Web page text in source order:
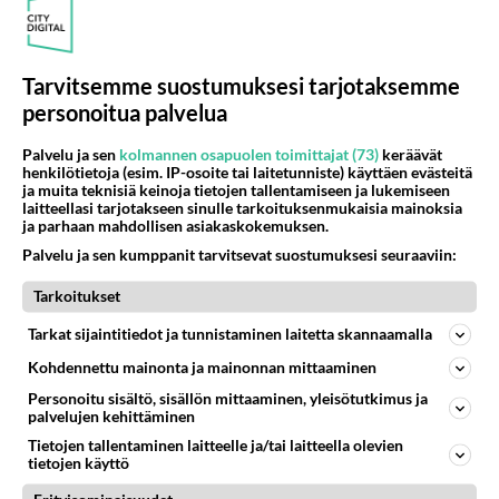
Anteeksi arkuuteni
Kuka melkein täysi-ikäinen hukkui?
06.08.2026 20:09
Iisalmi
Perussuomalaisten kannatus nousi rytinällä Ylen tänään julkaisemassa tuoreimmassa gallup-kyselyssä.
Maailman menoa
kenen näköinen
kaivattusi on ?
07.08.2026 16:24
Ikävä
801
Söpöintä välillämme?
06.08.2026 14:44
45
712
Hyvännäköinen pakkaus
Tarvitsemme suostumuksesi tarjotaksemme
personoitua palvelua
Palvelu ja sen kolmannen osapuolen toimittajat (73) keräävät
henkilötietoja (esim. IP-osoite tai laitetunniste) käyttäen evästeitä
ja muita teknisiä keinoja tietojen tallentamiseen ja lukemiseen
laitteellasi tarjotakseen sinulle tarkoituksenmukaisia mainoksia
ja parhaan mahdollisen asiakaskokemuksen.
Palvelu ja sen kumppanit tarvitsevat suostumuksesi seuraaviin:
Tarkoitukset
Tarkat sijaintitiedot ja tunnistaminen laitetta skannaamalla
Kohdennettu mainonta ja mainonnan mittaaminen
Personoitu sisältö, sisällön mittaaminen, yleisötutkimus ja
palvelujen kehittäminen
Tietojen tallentaminen laitteelle ja/tai laitteella olevien
tietojen käyttö